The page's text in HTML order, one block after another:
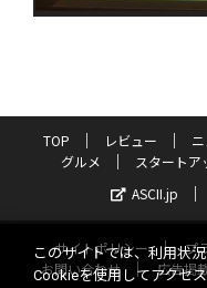
TOP レビュー
グルメ
スタートア
ASCII.jp
サイトポリシー プ
お問い合わせ
広告掲
このサイトでは、利用状
Cookieを使用してアクセ